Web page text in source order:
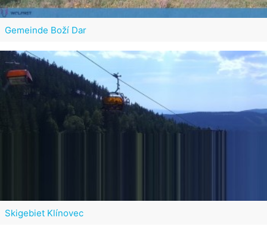
Gemeinde Boží Dar
Skigebiet Klínovec